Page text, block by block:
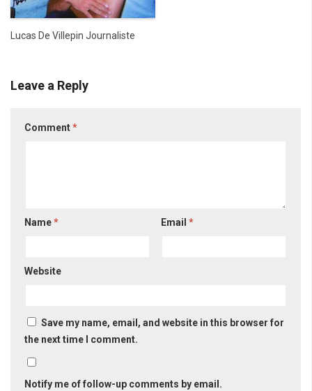
Lucas De Villepin Journaliste
Leave a Reply
Comment*
Name* Email*
Website
Save my name, email, and website in this browser for
the next time I comment.
Notify me of follow-up comments by email.